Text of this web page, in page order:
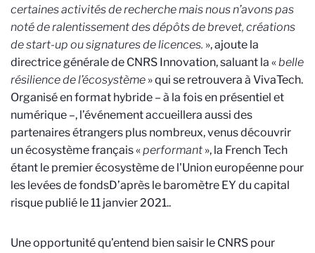
certaines activités de recherche mais nous n’avons pas
noté de ralentissement des dépôts de brevet, créations
de start-up ou signatures de licences. », ajoute la
directrice générale de CNRS Innovation, saluant la «belle
résilience de l’écosystème » qui se retrouvera à VivaTech.
Organisé en format hybride – à la fois en présentiel et
numérique –, l’événement accueillera aussi des
partenaires étrangers plus nombreux, venus découvrir
un écosystème français «performant », la French Tech
étant le premier écosystème de l'Union européenne pour
les levées de fondsD’après le baromètre EY du capital
risque publié le 11 janvier 2021..
Une opportunité qu’entend bien saisir le CNRS pour